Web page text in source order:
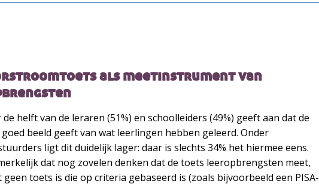
als meetinstrument van
helft van de leraren (51%) en schoolleiders (49%) geeft aan dat de
beeld geeft van wat leerlingen hebben geleerd. Onder
ligt dit duidelijk lager: daar is slechts 34% het hiermee eens.
dat nog zovelen denken dat de toets leeropbrengsten meet,
toets is die op criteria gebaseerd is (zoals bijvoorbeeld een PISA-